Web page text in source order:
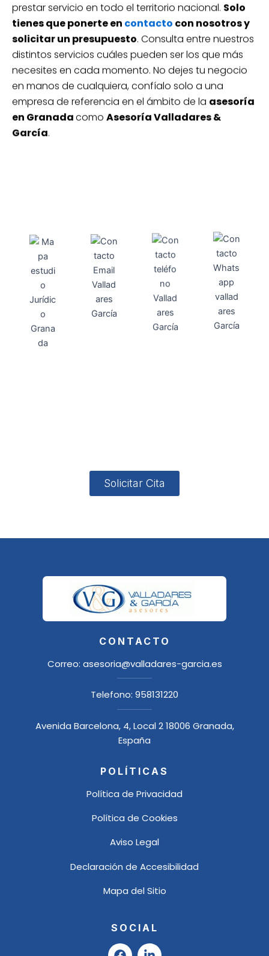
prestar servicio en todo el territorio nacional. Solo
tienes que ponerte en contacto con nosotros y
solicitar un presupuesto. Consulta entre nuestros
distintos servicios cuáles pueden ser los que más
necesites en cada momento. No dejes tu negocio
en manos de cualquiera, confíalo solo a una
empresa de referencia en el ámbito de la asesoría
en Granadacomo Asesoría Valladares &
García.
Solicitar Cita
CONTACTO
Correo: asesoria@valladares-garcia.es
Telefono: 958131220
Avenida Barcelona, 4, Local 2 18006 Granada,
España
POLÍTICAS
Política de Privacidad
Política de Cookies
Aviso Legal
Declaración de Accesibilidad
Mapa del Sitio
SOCIAL
F
L